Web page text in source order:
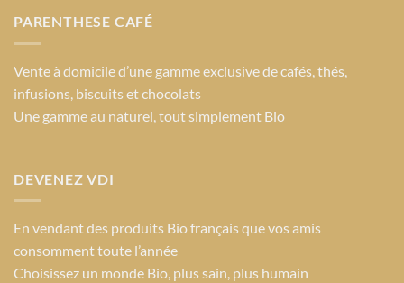
la
du
PARENTHESE CAFÉ
Vente à domicile d’une gamme exclusive de cafés, thés,
infusions, biscuits et chocolats
Une gamme au naturel, tout simplement Bio
DEVENEZ VDI
En vendant des produits Bio français que vos amis
consomment toute l’année
Choisissez un monde Bio, plus sain, plus humain